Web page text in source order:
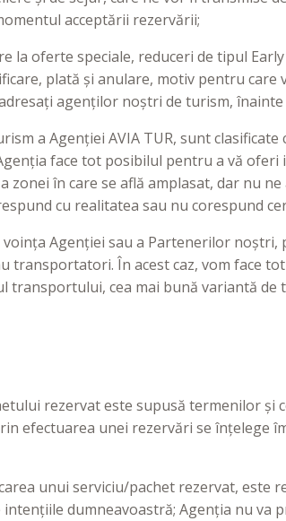
acceptării rezervării;
la oferte speciale, reduceri de tipul
plată și anulare, motiv pentru
agenților noștri de turism, înainte
a Agenției AVIA TUR, sunt
face tot posibilul pentru a vă
în care se află amplasat, dar nu
cu realitatea sau nu corespund
Agenției sau a Partenerilor
transportatori. În acest caz, vom face
transportului, cea mai bună variantă
rezervat este supusă termenilor și
efectuarea unei rezervări se înțelege
unui serviciu/pachet rezervat, este
dumneavoastră; Agenția nu va